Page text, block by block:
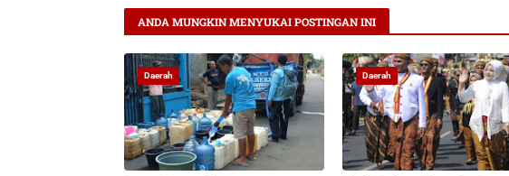
ANDA MUNGKIN MENYUKAI POSTINGAN INI
Daerah Daerah